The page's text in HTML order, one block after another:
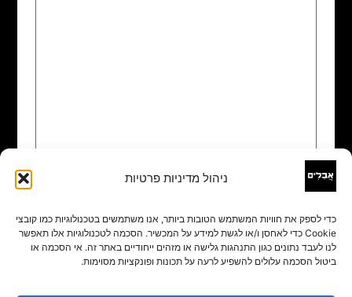
ניהול מדיניות פרטיות
כדי לספק את חוויות המשתמש הטובות ביותר, אנו משתמשים בטכנולוגיות כמו קובצי
Cookie כדי לאחסן ו/או לגשת למידע על המכשיר. הסכמה לטכנולוגיות אלו תאפשר
לנו לעבד נתונים כגון התנהגות גלישה או מזהים ייחודיים באתר זה. אי הסכמה או
ביטול הסכמה עלולים להשפיע לרעה על תכונות ופונקציות מסוימות.
שם
אימייל*